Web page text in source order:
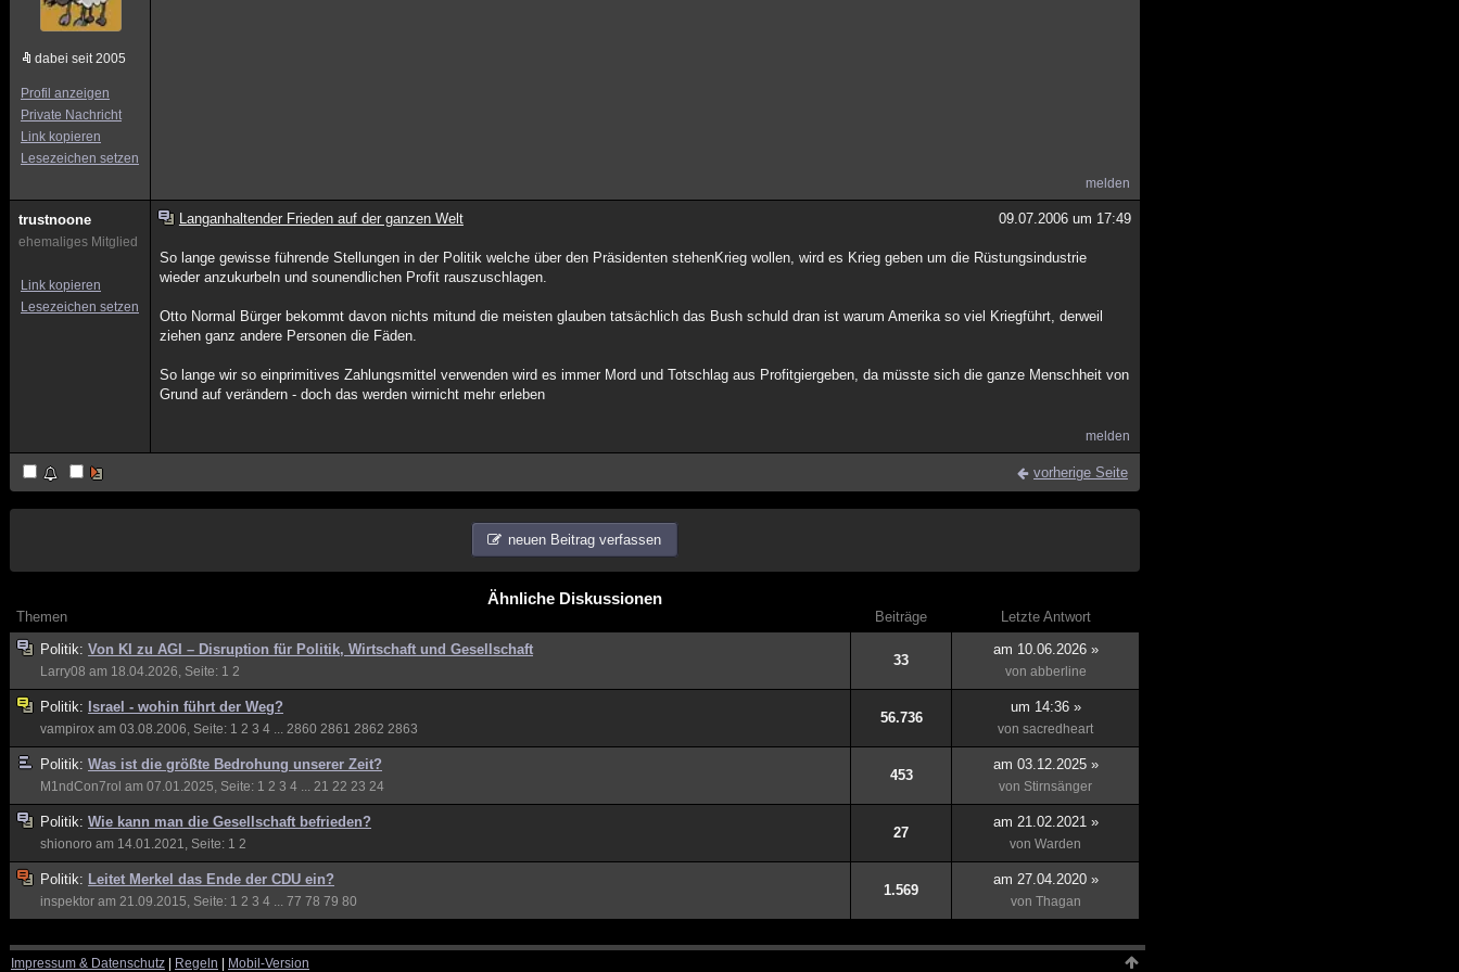
dabei seit 2005
Profil anzeigen
Private Nachricht
Link kopieren
Lesezeichen setzen
melden
trustnoone
ehemaliges Mitglied
Link kopieren
Lesezeichen setzen
Langanhaltender Frieden auf der ganzen Welt 09.07.2006 um 17:49
So lange gewisse führende Stellungen in der Politik welche über den Präsidenten stehenKrieg wollen, wird es Krieg geben um die Rüstungsindustrie
wieder anzukurbeln und sounendlichen Profit rauszuschlagen.
Otto Normal Bürger bekommt davon nichts mitund die meisten glauben tatsächlich das Bush schuld dran ist warum Amerika so viel Kriegführt, derweil
ziehen ganz andere Personen die Fäden.
So lange wir so einprimitives Zahlungsmittel verwenden wird es immer Mord und Totschlag aus Profitgiergeben, da müsste sich die ganze Menschheit von
Grund auf verändern - doch das werden wirnicht mehr erleben
melden
vorherige Seite
neuen Beitrag verfassen
Ähnliche Diskussionen
Themen Beiträge
Letzte Antwort
Politik: Von KI zu AGI – Disruption für Politik, Wirtschaft und Gesellschaft
Larry08 am 18.04.2026, Seite: 1 2
33
am 10.06.2026 »
von abberline
Politik: Israel - wohin führt der Weg?
vampirox am 03.08.2006, Seite: 1 2 3 4 2860 2861 2862 2863
56.736
um 14:36 »
von sacredheart
Politik: Was ist die größte Bedrohung unserer Zeit?
M1ndCon7rol am 07.01.2025, Seite: 1 2 3 4 21 22 23 24
453
am 03.12.2025 »
von Stirnsänger
Politik: Wie kann man die Gesellschaft befrieden?
shionoro am 14.01.2021, Seite: 1 2
27
am 21.02.2021 »
von Warden
Politik: Leitet Merkel das Ende der CDU ein?
inspektor am 21.09.2015, Seite: 1 2 3 4 77 78 79 80
1.569
am 27.04.2020 »
von Thagan
Impressum & Datenschutz Regeln Mobil-Version